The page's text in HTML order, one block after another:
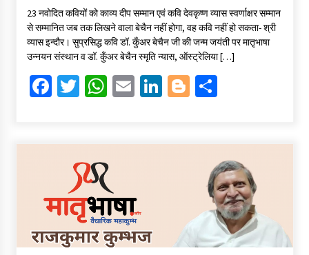
b
o
o
k
tt
er
at
sA
p
p
ai
l
ke
dI
n
gg
er
ar
e
23 नवोदित कवियों को काव्य दीप सम्मान एवं कवि देवकृष्ण व्यास स्वर्णाक्षर सम्मान
से सम्मानित जब तक लिखने वाला बेचैन नहीं होगा, वह कवि नहीं हो सकता- श्री
व्यास इन्दौर। सुप्रसिद्ध कवि डॉ. कुँअर बेचैन जी की जन्म जयंती पर मातृभाषा
उन्नयन संस्थान व डॉ. कुँअर बेचैन स्मृति न्यास, ऑस्ट्रेलिया […]
Fa
o
k
T
er
W
sA
p
p
E
l
Li
dI
Bl
er
S
e